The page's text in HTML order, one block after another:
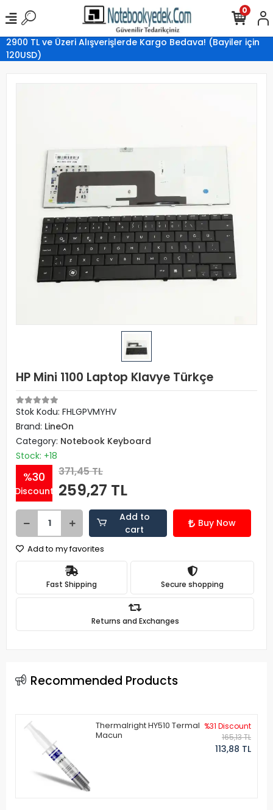
2900 TL ve Üzeri Alışverişlerde Kargo Bedava! (Bayiler için
120USD)
0
HP Mini 1100 Laptop Klavye Türkçe
Stok Kodu: FHLGPVMYHV
Brand: LineOn
Category: Notebook Keyboard
Stock: +18
%30
Discount
371,45 TL
259,27 TL
Add to
cart
Buy Now
Add to my favorites
Fast Shipping Secure shopping
Returns and Exchanges
Recommended Products
Thermalright HY510 Termal
Macun
%31 Discount
165,13 TL
113,88 TL